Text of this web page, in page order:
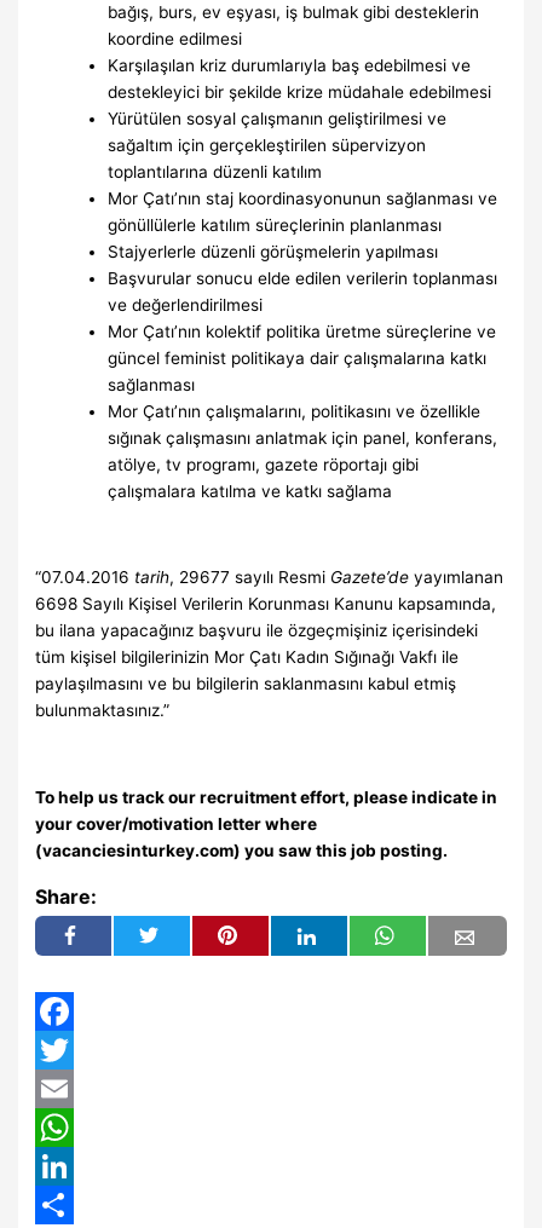
bağış, burs, ev eşyası, iş bulmak gibi desteklerin
koordine edilmesi
Karşılaşılan kriz durumlarıyla baş edebilmesi ve
destekleyici bir şekilde krize müdahale edebilmesi
Yürütülen sosyal çalışmanın geliştirilmesi ve
sağaltım için gerçekleştirilen süpervizyon
toplantılarına düzenli katılım
Mor Çatı’nın staj koordinasyonunun sağlanması ve
gönüllülerle katılım süreçlerinin planlanması
Stajyerlerle düzenli görüşmelerin yapılması
Başvurular sonucu elde edilen verilerin toplanması
ve değerlendirilmesi
Mor Çatı’nın kolektif politika üretme süreçlerine ve
güncel feminist politikaya dair çalışmalarına katkı
sağlanması
Mor Çatı’nın çalışmalarını, politikasını ve özellikle
sığınak çalışmasını anlatmak için panel, konferans,
atölye, tv programı, gazete röportajı gibi
çalışmalara katılma ve katkı sağlama
“07.04.2016 tarih, 29677 sayılı Resmi Gazete’de yayımlanan
6698 Sayılı Kişisel Verilerin Korunması Kanunu kapsamında,
bu ilana yapacağınız başvuru ile özgeçmişiniz içerisindeki
tüm kişisel bilgilerinizin Mor Çatı Kadın Sığınağı Vakfı ile
paylaşılmasını ve bu bilgilerin saklanmasını kabul etmiş
bulunmaktasınız.”
To help us track our recruitment effort, please indicate in
your cover/motivation letter where
(vacanciesinturkey.com) you saw this job posting.
Share:
Facebook
Twitter
Email
WhatsApp
LinkedIn